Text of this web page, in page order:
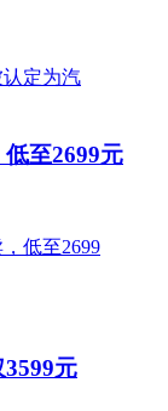
至2699元
元